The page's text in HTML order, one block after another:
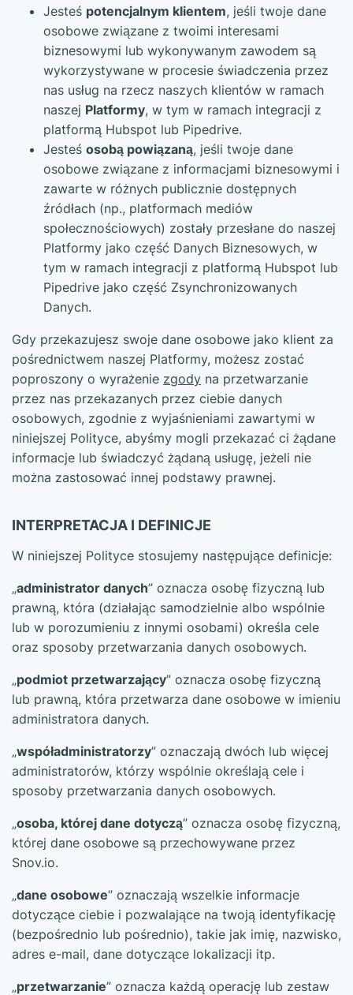
Jesteś potencjalnym klientem, jeśli twoje dane
osobowe związane z twoimi interesami
biznesowymi lub wykonywanym zawodem są
wykorzystywane w procesie świadczenia przez
nas usług na rzecz naszych klientów w ramach
naszej Platformy, w tym w ramach integracji z
platformą Hubspot lub Pipedrive.
Jesteś osobą powiązaną, jeśli twoje dane
osobowe związane z informacjami biznesowymi i
zawarte w różnych publicznie dostępnych
źródłach (np., platformach mediów
społecznościowych) zostały przesłane do naszej
Platformy jako część Danych Biznesowych, w
tym w ramach integracji z platformą Hubspot lub
Pipedrive jako część Zsynchronizowanych
Danych.
Gdy przekazujesz swoje dane osobowe jako klient za
pośrednictwem naszej Platformy, możesz zostać
poproszony o wyrażenie zgody na przetwarzanie
przez nas przekazanych przez ciebie danych
osobowych, zgodnie z wyjaśnieniami zawartymi w
niniejszej Polityce, abyśmy mogli przekazać ci żądane
informacje lub świadczyć żądaną usługę, jeżeli nie
można zastosować innej podstawy prawnej.
INTERPRETACJA I DEFINICJE
W niniejszej Polityce stosujemy następujące definicje:
„administrator danych” oznacza osobę fizyczną lub
prawną, która (działając samodzielnie albo wspólnie
lub w porozumieniu z innymi osobami) określa cele
oraz sposoby przetwarzania danych osobowych.
„podmiot przetwarzający” oznacza osobę fizyczną
lub prawną, która przetwarza dane osobowe w imieniu
administratora danych.
„współadministratorzy” oznaczają dwóch lub więcej
administratorów, którzy wspólnie określają cele i
sposoby przetwarzania danych osobowych.
„osoba, której dane dotyczą” oznacza osobę fizyczną,
której dane osobowe są przechowywane przez
Snov.io.
„dane osobowe” oznaczają wszelkie informacje
dotyczące ciebie i pozwalające na twoją identyfikację
(bezpośrednio lub pośrednio), takie jak imię, nazwisko,
adres e-mail, dane dotyczące lokalizacji itp.
„przetwarzanie” oznacza każdą operację lub zestaw